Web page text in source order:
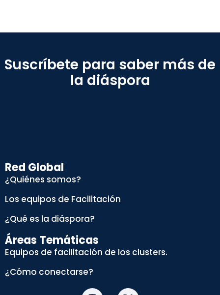
Suscríbete para saber más de
la diáspora
Red Global
¿Quiénes somos?
Los equipos de Facilitación
¿Qué es la diáspora?
Áreas Temáticas
Equipos de facilitación de los clusters.
¿Cómo conectarse?